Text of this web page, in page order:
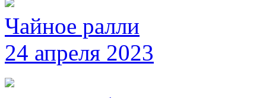
Чайное ралли
24 апреля 2023